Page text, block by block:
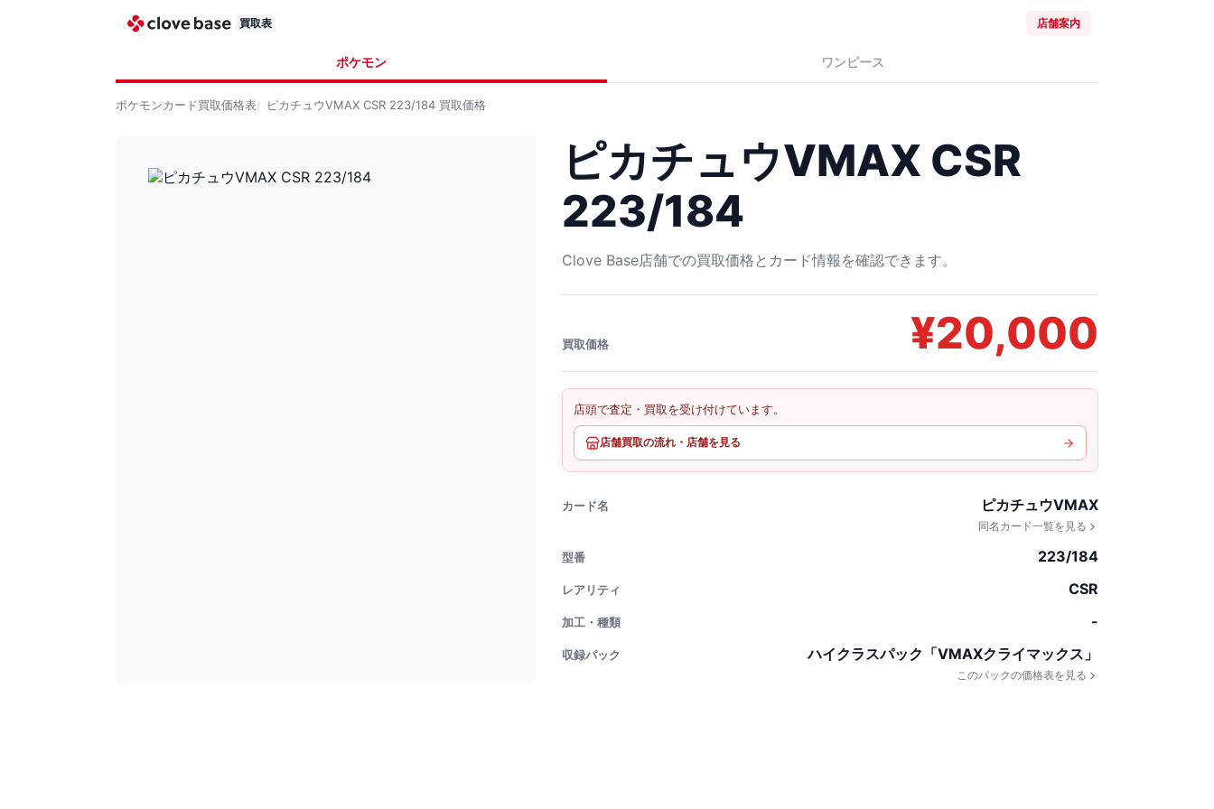
買取表 店舗案内
ポケモン ワンピース
ポケモンカード買取価格表 ピカチュウVMAX CSR 223/184 買取価格
ピカチュウVMAX CSR
223/184
Clove Base店舗での買取価格とカード情報を確認できます。
買取価格 ¥20,000
店頭で査定・買取を受け付けています。
店舗買取の流れ・店舗を見る
カード名 ピカチュウVMAX
同名カード一覧を見る
型番 223/184
レアリティ CSR
加工・種類 -
収録パック ハイクラスパック「VMAXクライマックス」
このパックの価格表を見る